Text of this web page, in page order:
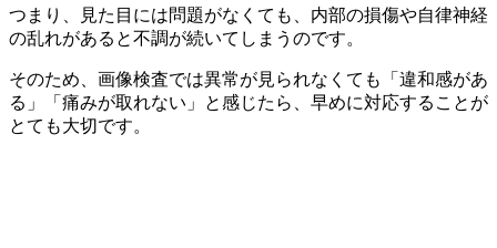
つまり、見た目には問題がなくても、内部の損傷や自律神経
の乱れがあると不調が続いてしまうのです。
そのため、画像検査では異常が見られなくても「違和感があ
る」「痛みが取れない」と感じたら、早めに対応することが
とても大切です。